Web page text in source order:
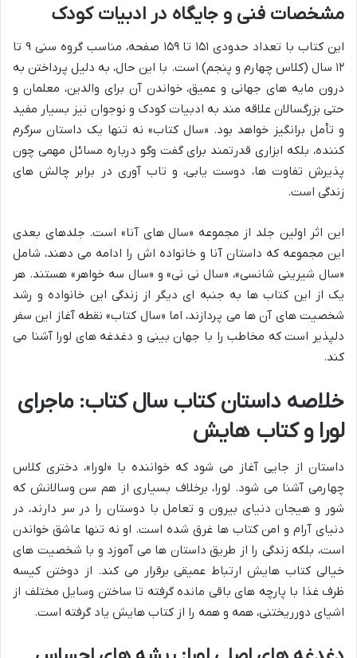
مشخصات فنی و جایگاه در ادبیات کودک
این کتاب با تعداد حدودی ۱۵۱ تا ۱۵۹ صفحه، مناسب گروه سنی ۹ تا
۱۲ سال (کلاس چهارم و پنجم) است. با این حال، به دلیل پرداختن به
درون مایه های جهانی و عمیق، خواندن آن برای والدین، معلمان و
حتی بزرگسالان علاقه مند به ادبیات کودک و نوجوان نیز بسیار مفید
و تأمل برانگیز خواهد بود. «سال کتاب» نه تنها یک داستان سرگرم
کننده، بلکه ابزاری قدرتمند برای گفت وگو درباره مسائل مهمی چون
پذیرش تفاوت ها، دوست یابی، و تاب آوری در برابر چالش های
زندگی است.
این اثر اولین جلد از مجموعه «سال های آنا» است. جلدهای بعدی
این مجموعه که داستان آنا و خانواده اش را ادامه می دهند، شامل
«سال شیرینی شانسی»، «سال نی نی» و «سال سه خواهر» هستند. هر
یک از این کتاب ها به جنبه ای دیگر از زندگی این خانواده و رشد
شخصیت های آن ها می پردازند، اما «سال کتاب» نقطه آغاز این سفر
دلپذیر است که مخاطب را با جهان بینی و دغدغه های لورا آشنا می
کند.
خلاصه داستان کتاب سال کتاب: ماجرای
لورا و کتاب هایش
داستان از جایی آغاز می شود که خواننده با «لورا»، دختری کلاس
چهارمی آشنا می شود. لورا، برخلاف بسیاری از هم سن وسالانش که
شور و هیجان دنیای بیرون و تعامل با دوستان را در سر دارند، در
دنیای آرام و امن کتاب ها غرق شده است. او نه تنها عاشق خواندن
است، بلکه زندگی را از طریق داستان ها می آموزد و با شخصیت های
خیالی کتاب هایش ارتباط عمیقی برقرار می کند. از دوختن کیسه
ظرف غذا با پارچه های باقی مانده گرفته تا ساختن وسایل مختلف از
اشیای دورریختنی، همه و همه را از کتاب هایش یاد گرفته است.